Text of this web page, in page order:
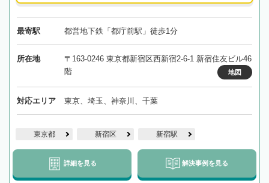
最寄駅 都営地下鉄「都庁前駅」徒歩1分
所在地
〒163-0246 東京都新宿区西新宿2-6-1 新宿住友ビル46
階
地図
対応エリア 東京、埼玉、神奈川、千葉
東京都 新宿区 新宿駅
詳細を見る 解決事例を見る